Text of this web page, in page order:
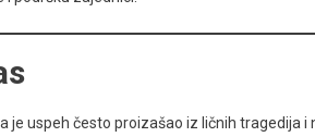
je uspeh često proizašao iz ličnih tragedija i